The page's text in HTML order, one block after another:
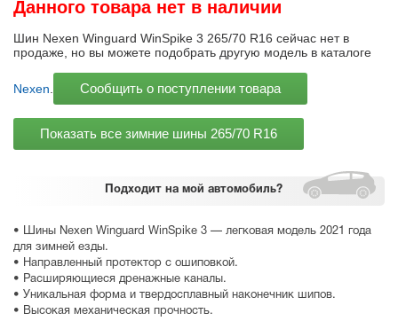
Подходит на мой автомобиль?
• Шины Nexen Winguard WinSpike 3 — легковая модель 2021 года
для зимней езды.
• Направленный протектор с ошиповкой.
• Расширяющиеся дренажные каналы.
• Уникальная форма и твердосплавный наконечник шипов.
• Высокая механическая прочность.
Данного товара нет в наличии
Шин Nexen Winguard WinSpike 3 265/70 R16 сейчас нет в
продаже, но вы можете подобрать другую модель в каталоге
Nexen Сообщить о поступлении товара
Показать все зимние шины 265/70 R16